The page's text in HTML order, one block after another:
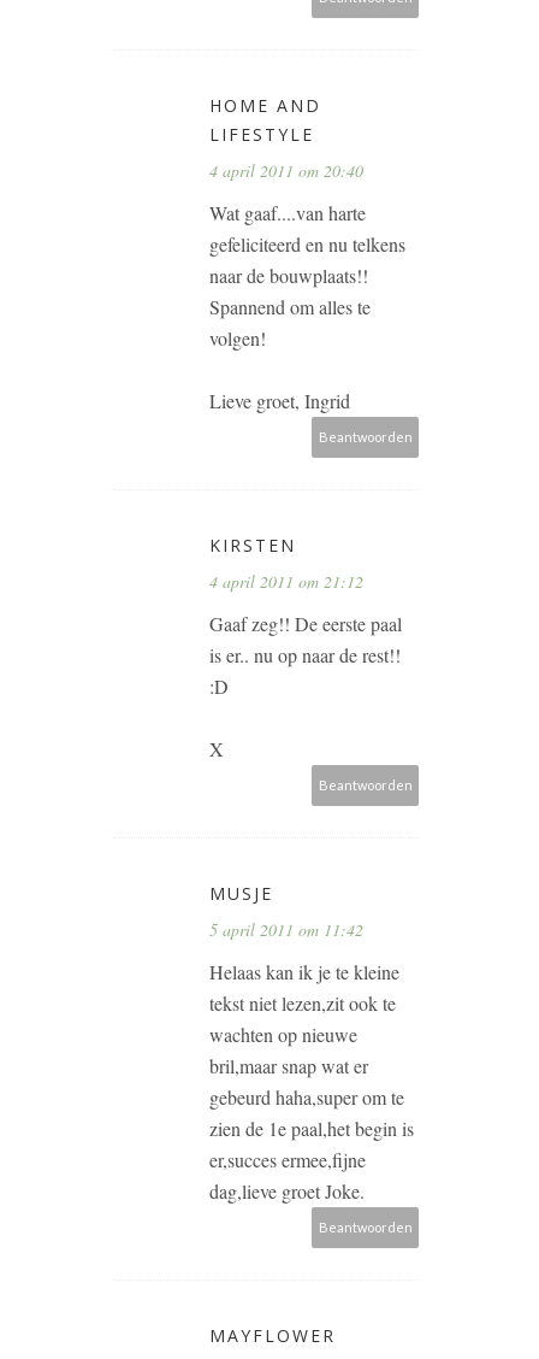
HOME AND
LIFESTYLE
4 april 2011 om 20:40
Wat gaaf....van harte
gefeliciteerd en nu telkens
naar de bouwplaats!!
Spannend om alles te
volgen!
Lieve groet, Ingrid
Beantwoorden
KIRSTEN
4 april 2011 om 21:12
Gaaf zeg!! De eerste paal
is er.. nu op naar de rest!!
:D
X
Beantwoorden
MUSJE
5 april 2011 om 11:42
Helaas kan ik je te kleine
tekst niet lezen,zit ook te
wachten op nieuwe
bril,maar snap wat er
gebeurd haha,super om te
zien de 1e paal,het begin is
er,succes ermee,fijne
dag,lieve groet Joke.
Beantwoorden
MAYFLOWER